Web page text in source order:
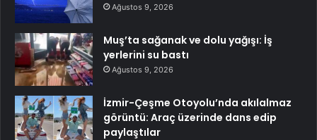
Ağustos 9, 2026
Muş’ta sağanak ve dolu yağışı: İş
yerlerini su bastı
Ağustos 9, 2026
İzmir-Çeşme Otoyolu’nda akılalmaz
görüntü: Araç üzerinde dans edip
paylaştılar